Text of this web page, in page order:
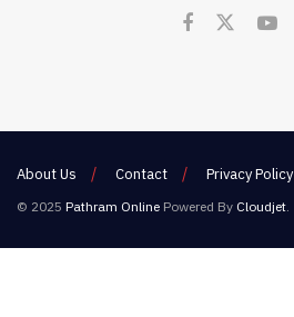
About Us Contact Privacy Policy
© 2025 Pathram Online Powered By Cloudjet